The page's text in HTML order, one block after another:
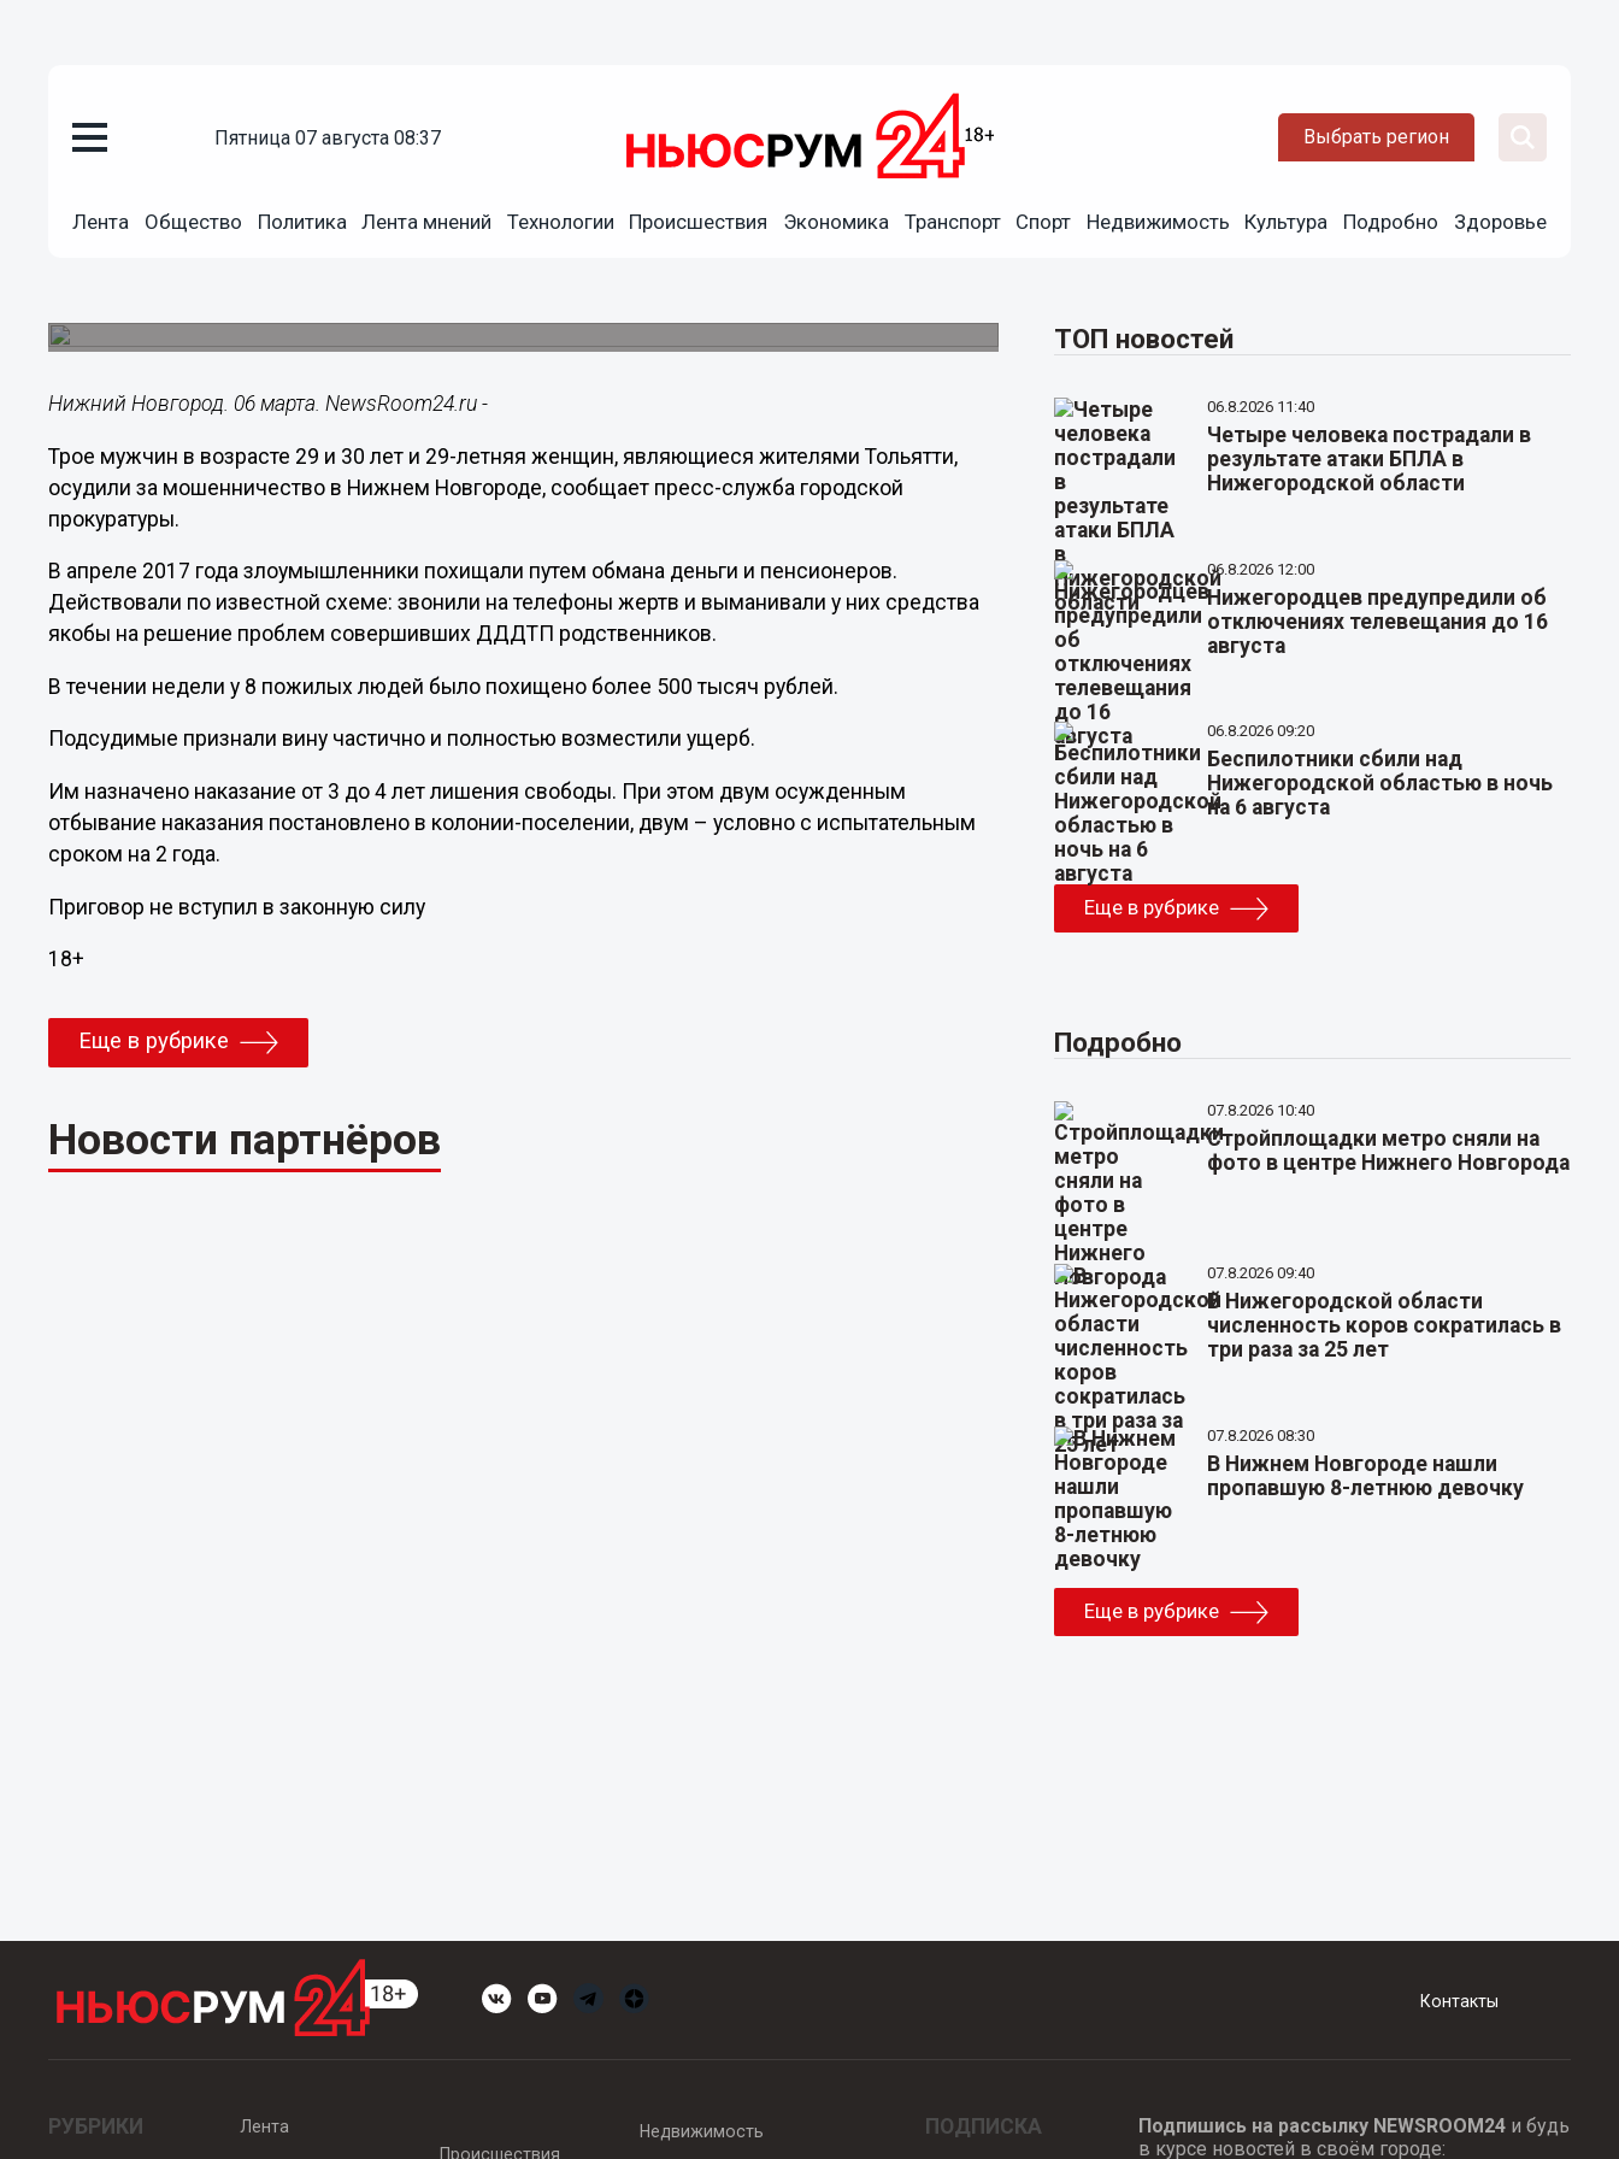
пятница 07 августа 08:37 Выбрать регион
Лента Общество Политика Лента мнений Технологии Происшествия Экономика Транспорт Спорт Недвижимость Культура Подробно Здоровье
Группу мошенников из Тольятти осудили в Нижнем
Нижний Новгород. 06 марта. NewsRoom24.ru -
Трое мужчин в возрасте 29 и 30 лет и 29-летняя женщин, являющиеся жителями Тольятти,
осудили за мошенничество в Нижнем Новгороде, сообщает пресс-служба городской
прокуратуры.
В апреле 2017 года злоумышленники похищали путем обмана деньги и пенсионеров.
Действовали по известной схеме: звонили на телефоны жертв и выманивали у них средства
якобы на решение проблем совершивших ДДДТП родственников.
В течении недели у 8 пожилых людей было похищено более 500 тысяч рублей.
Подсудимые признали вину частично и полностью возместили ущерб.
Им назначено наказание от 3 до 4 лет лишения свободы. При этом двум осужденным
отбывание наказания постановлено в колонии-поселении, двум – условно с испытательным
сроком на 2 года.
Приговор не вступил в законную силу
18+
Еще в рубрике
Новости партнёров
ТОП новостей
06.8.2026 11:40
Четыре человека пострадали в
результате атаки БПЛА в
Нижегородской области
06.8.2026 12:00
Нижегородцев предупредили об
отключениях телевещания до 16
августа
06.8.2026 09:20
Беспилотники сбили над
Нижегородской областью в ночь
на 6 августа
Еще в рубрике
Подробно
07.8.2026 10:40
Стройплощадки метро сняли на
фото в центре Нижнего Новгорода
07.8.2026 09:40
В Нижегородской области
численность коров сократилась в
три раза за 25 лет
07.8.2026 08:30
В Нижнем Новгороде нашли
пропавшую 8-летнюю девочку
Еще в рубрике
Контакты
РУБРИКИ
Лента
Происшествия
Недвижимость ПОДПИСКА Подпишись на рассылку NEWSROOM24и будь
в курсе новостей в своём городе: